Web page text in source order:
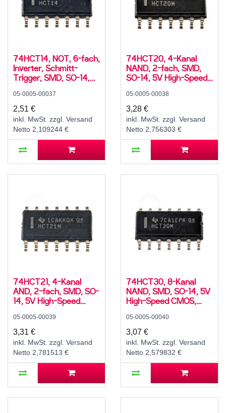
74HCT14, NOT, 6-fach,
Inverter, Schmitt-
Trigger, SMD, SO-14,
-40..85 °C
05-0005-00037
2,51 €
inkl. MwSt. zzgl. Versand
Netto 2,109244 €
74HCT20, 4-Kanal
NAND, 2-fach, SMD,
SO-14, 5V High-Speed
05-0005-00038
3,28 €
inkl. MwSt. zzgl. Versand
Netto 2,756303 €
74HCT21, 4-Kanal
AND, 2-fach, SMD, SO-
14, 5V High-Speed
05-0005-00039
3,31 €
inkl. MwSt. zzgl. Versand
Netto 2,781513 €
74HCT30, 8-Kanal
NAND, SMD, SO-14, 5V
High-Speed CMOS,
05-0005-00040
3,07 €
inkl. MwSt. zzgl. Versand
Netto 2,579832 €